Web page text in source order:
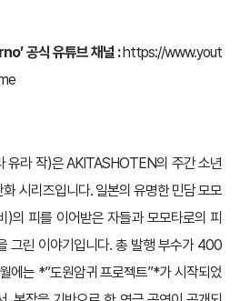
’공식 유튜브 채널 :https://www.yout
유라 작)은 AKITASHOTEN의 주간 소년
시리즈입니다. 일본의 유명한 민담 모모
)의 피를 이어받은 자들과 모모타로의 피
그린 이야기입니다. 총 발행 부수가 400
에는 *”도원암귀 프로젝트”*가 시작되었